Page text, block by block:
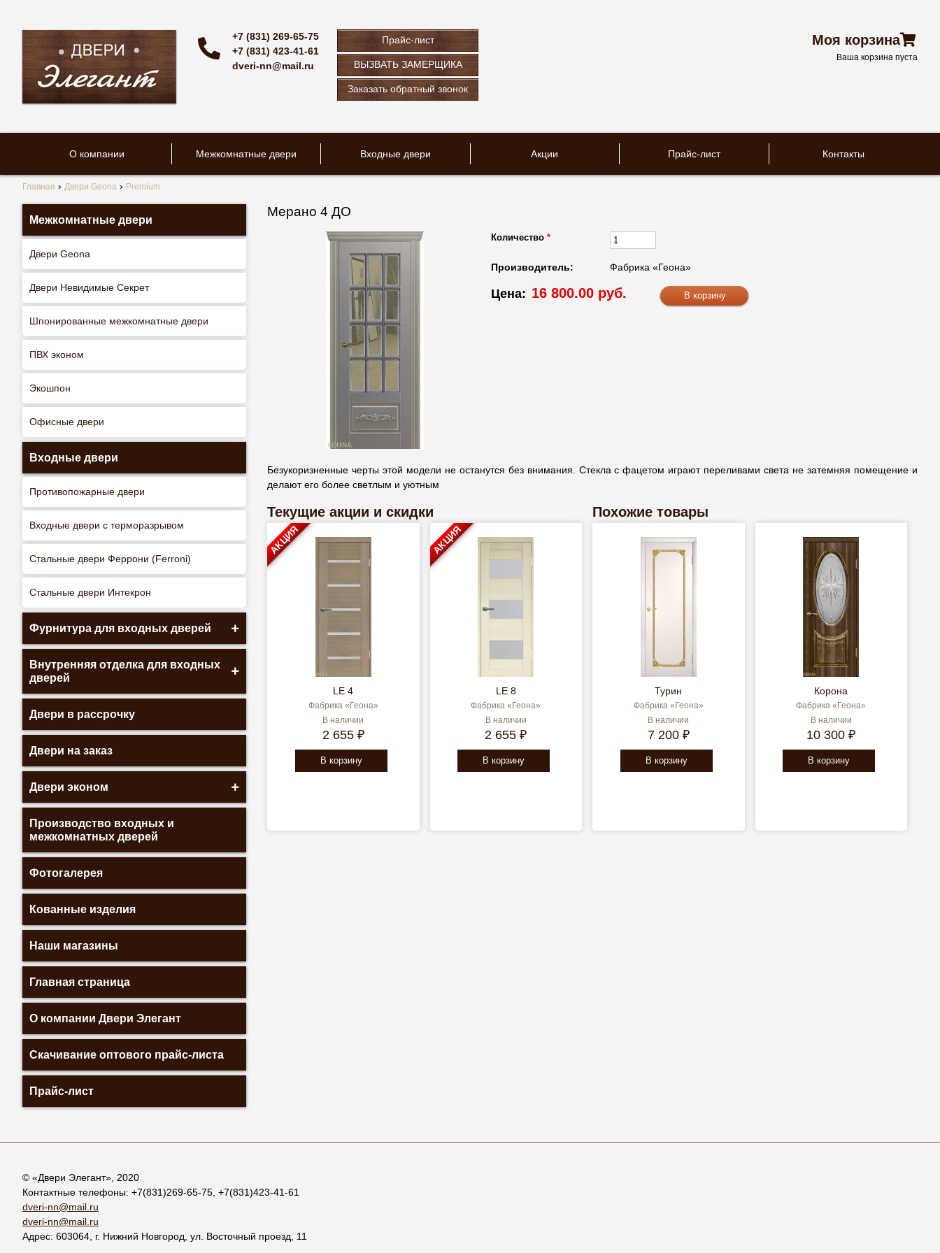
+7 (831) 269-65-75
+7 (831) 423-41-61
dveri-nn@mail.ru
Прайс-лист
ВЫЗВАТЬ ЗАМЕРЩИКА
Заказать обратный звонок
Моя корзина
Ваша корзина пуста
О компании Межкомнатные двери Входные двери Акции Прайс-лист Контакты
Главная Двери Geona Premium
Межкомнатные двери
Двери Geona
Двери Невидимые Секрет
Шпонированные межкомнатные двери
ПВХ эконом
Экошпон
Офисные двери
Входные двери
Противопожарные двери
Входные двери с терморазрывом
Стальные двери Феррони (Ferroni)
Стальные двери Интекрон
Фурнитура для входных дверей
Внутренняя отделка для входных
дверей
Двери в рассрочку
Двери на заказ
Двери эконом
Производство входных и
межкомнатных дверей
Фотогалерея
Кованные изделия
Наши магазины
Главная страница
О компании Двери Элегант
Скачивание оптового прайс-листа
Прайс-лист
Мерано 4 ДО
Количество *
Производитель: Фабрика «Геона»
Цена: 16 800.00 руб.
Безукоризненные черты этой модели не останутся без внимания. Стекла с фацетом играют переливами света не затемняя помещение и
делают его более светлым и уютным
Текущие акции и скидки
LE 4
Фабрика «Геона»
В наличии
2 655 ₽
В корзину
АКЦИЯ
LE 8
Фабрика «Геона»
В наличии
2 655 ₽
В корзину
АКЦИЯ
Похожие товары
Турин
Фабрика «Геона»
В наличии
7 200 ₽
В корзину
Корона
Фабрика «Геона»
В наличии
10 300 ₽
В корзину
© «Двери Элегант», 2020
Контактные телефоны: +7(831)269-65-75 +7(831)423-41-61
dveri-nn@mail.ru
dveri-nn@mail.ru
Адрес: 603064 , г. Нижний Новгород ул. Восточный проезд, 11